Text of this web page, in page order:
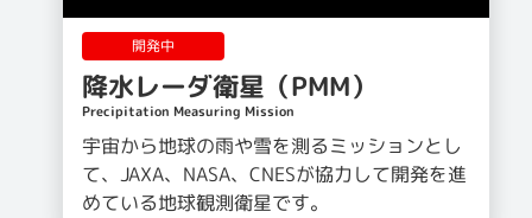
開発中
降水レーダ衛星（PMM）
Precipitation Measuring Mission
宇宙から地球の雨や雪を測るミッションとし
て、JAXA、NASA、CNESが協力して開発を進
めている地球観測衛星です。